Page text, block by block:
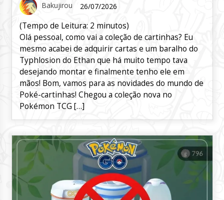
Bakujirou
26/07/2026
(Tempo de Leitura: 2 minutos)
Olá pessoal, como vai a coleção de cartinhas? Eu
mesmo acabei de adquirir cartas e um baralho do
Typhlosion do Ethan que há muito tempo tava
desejando montar e finalmente tenho ele em
mãos! Bom, vamos para as novidades do mundo de
Poké-cartinhas! Chegou a coleção nova no
Pokémon TCG […]